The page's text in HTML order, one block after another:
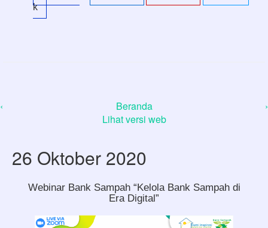
k
‹ ›
Beranda
Lihat versi web
26 Oktober 2020
Webinar Bank Sampah “Kelola Bank Sampah di
Era Digital”